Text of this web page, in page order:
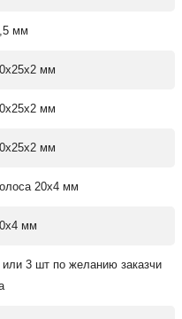
мм
мм
мм
мм
20х4 мм
мм
или 3 шт по желанию заказчи